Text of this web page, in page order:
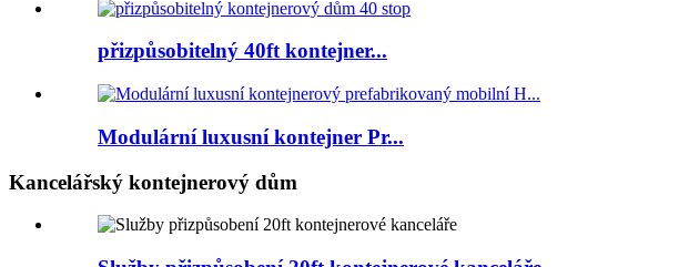
přizpůsobitelný 40ft kontejner...
Modulární luxusní kontejner Pr...
Kancelářský kontejnerový dům